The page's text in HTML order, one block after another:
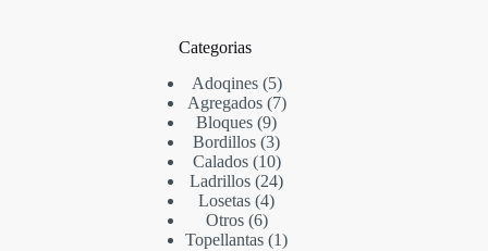
Categorias
Adoqines 5
Agregados 7
Bloques 9
Bordillos 3
Calados 10
Ladrillos 24
Losetas 4
Otros 6
Topellantas 1